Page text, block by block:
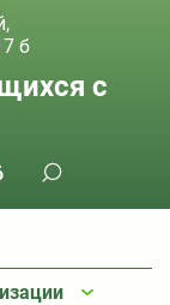
б
с